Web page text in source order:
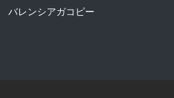
バレンシアガコピー